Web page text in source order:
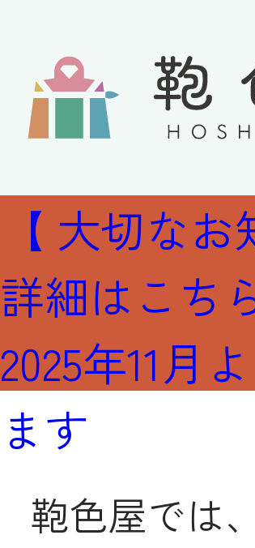
【 大切なお
詳細はこち
2025年11月
ます
修
鞄色屋では